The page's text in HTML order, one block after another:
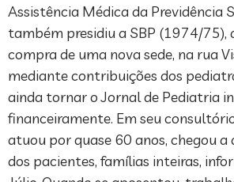
Assistência Médica da Previdência
também presidiu a SBP (1974/75),
compra de uma nova sede, na rua
mediante contribuições dos
ainda tornar o Jornal de Pediatria
financeiramente. Em seu
atuou por quase 60 anos, chegou a
dos pacientes, famílias inteiras,